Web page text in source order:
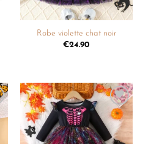
Robe violette chat noir
€24.90
Ajouter
à la
liste de
souhaits